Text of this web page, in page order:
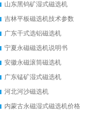
山东黑钨矿湿式磁选机
吉林平板磁选机技术参数
广东干式选铝磁选机
宁夏永磁磁选机说明书
安徽永磁滚筒磁选机
广东锰矿湿式磁选机
河北河沙磁选机
内蒙古永磁湿式磁选机价格